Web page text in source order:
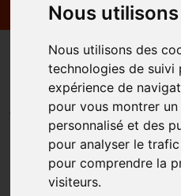
Nous
Nous utilisons des
technologies de
expérience de
pour vous montrer
personnalisé et des
pour analyser le
pour comprendre la
visiteurs.
Promos
Bibs 1 Tétine
Fossil/mauve